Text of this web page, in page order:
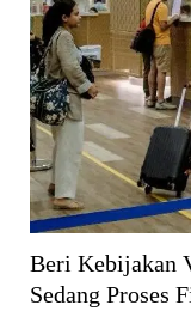
Beri Kebijakan
Sedang Proses